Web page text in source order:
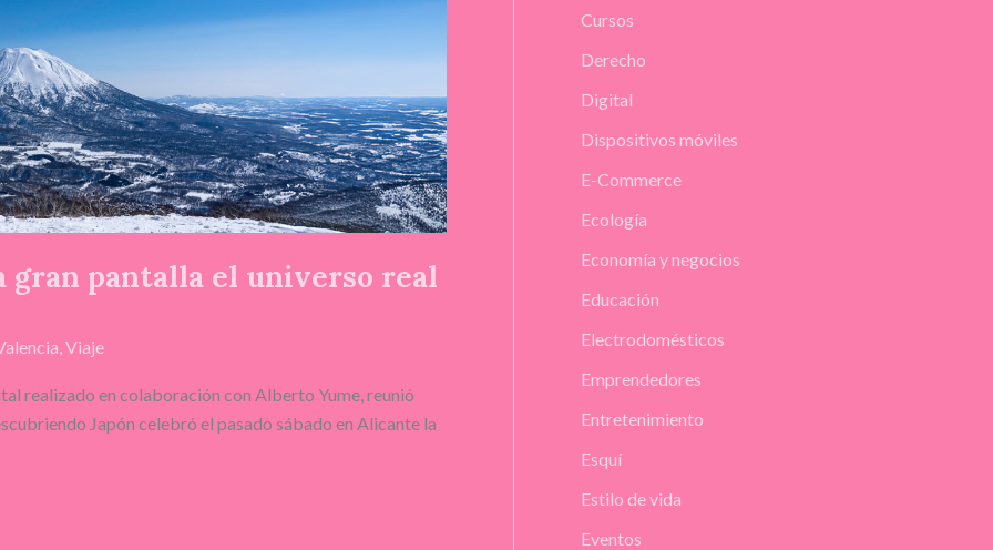
gran pantalla el universo real
,Viaje
realizado en colaboración con Alberto Yume, reunió
Japón celebró el pasado sábado en Alicante la
Cursos
Derecho
Digital
Dispositivos móviles
E-Commerce
Ecología
Economía y negocios
Educación
Electrodomésticos
Emprendedores
Entretenimiento
Esquí
Estilo de vida
Eventos